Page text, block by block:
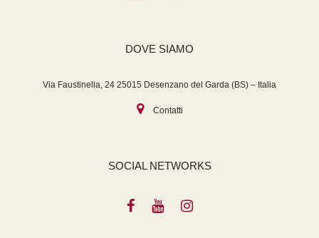
DOVE SIAMO
Via Faustinella, 24 25015 Desenzano del Garda (BS) – Italia
Contatti
SOCIAL NETWORKS